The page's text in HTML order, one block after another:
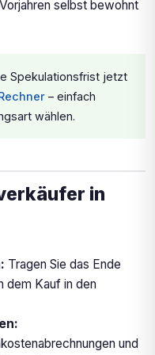
selbst bewohnt
Spekulationsfrist jetzt
– einfach
wählen.
in
Tragen Sie das Ende
dem Kauf in den
und